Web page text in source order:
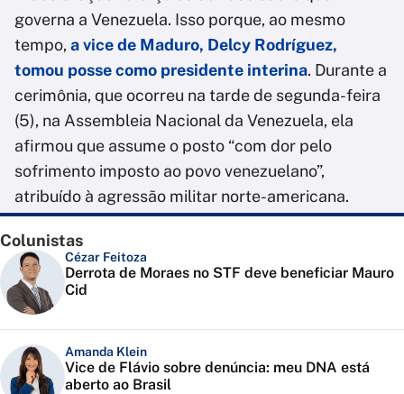
governa a Venezuela. Isso porque, ao mesmo
tempo, a vice de Maduro, Delcy Rodríguez,
tomou posse como presidente interina. Durante a
cerimônia, que ocorreu na tarde de segunda-feira
(5), na Assembleia Nacional da Venezuela, ela
afirmou que assume o posto “com dor pelo
sofrimento imposto ao povo venezuelano”,
atribuído à agressão militar norte-americana.
Colunistas
Cézar Feitoza
Derrota de Moraes no STF deve beneficiar Mauro
Cid
Amanda Klein
Vice de Flávio sobre denúncia: meu DNA está
aberto ao Brasil